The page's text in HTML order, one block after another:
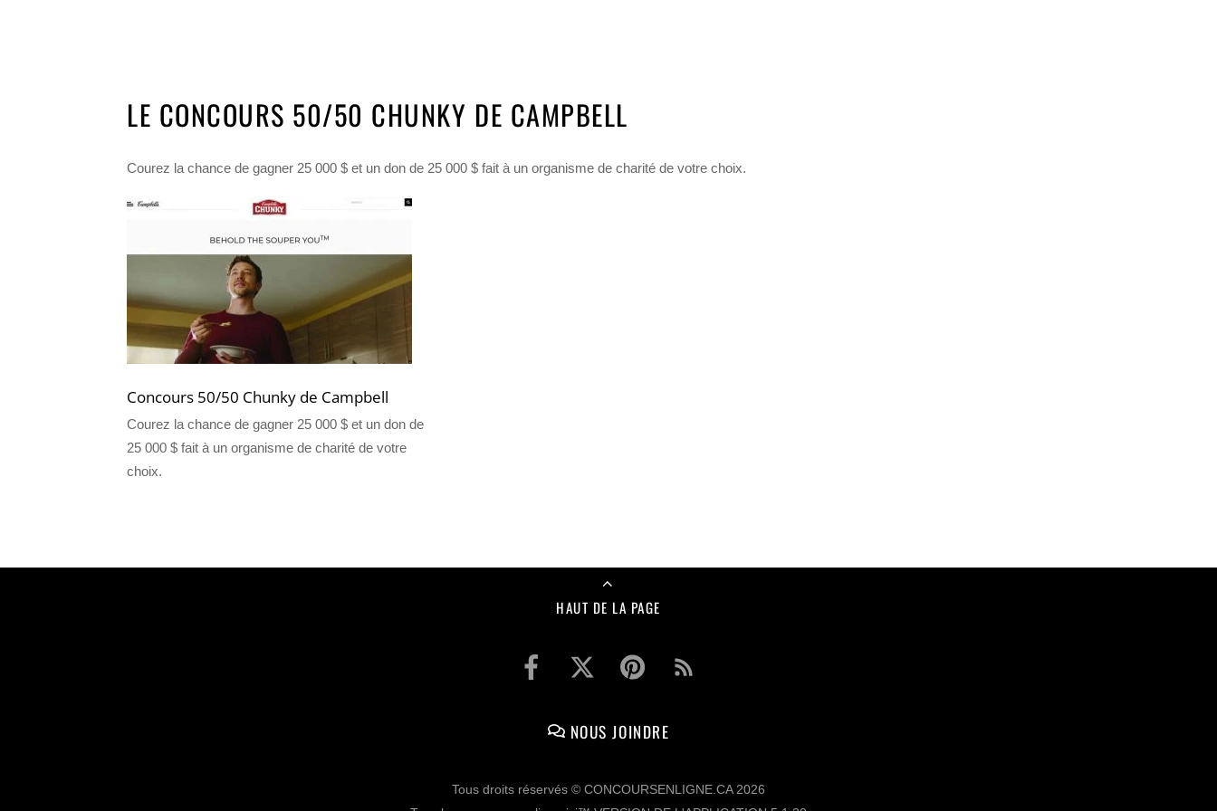
LE CONCOURS 50/50 CHUNKY DE CAMPBELL
Courez la chance de gagner 25 000 $ et un don de 25 000 $ fait à un organisme de charité de votre choix.
Concours 50/50 Chunky de Campbell
Courez la chance de gagner 25 000 $ et un don de
25 000 $ fait à un organisme de charité de votre
choix.
HAUT DE LA PAGE
NOUS JOINDRE
Tous droits réservés © CONCOURSENLIGNE.CA 2026